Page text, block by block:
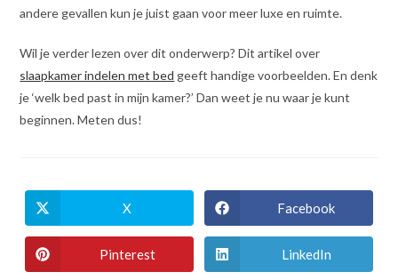
andere gevallen kun je juist gaan voor meer luxe en ruimte.
Wil je verder lezen over dit onderwerp? Dit artikel over
slaapkamer indelen met bed geeft handige voorbeelden. En denk
je ‘welk bed past in mijn kamer?’ Dan weet je nu waar je kunt
beginnen. Meten dus!
Opent
in
een
nieuw
venster
X
Opent
in
een
nieuw
venster
Facebook
Opent
in
Pinterest
Opent
in
LinkedIn